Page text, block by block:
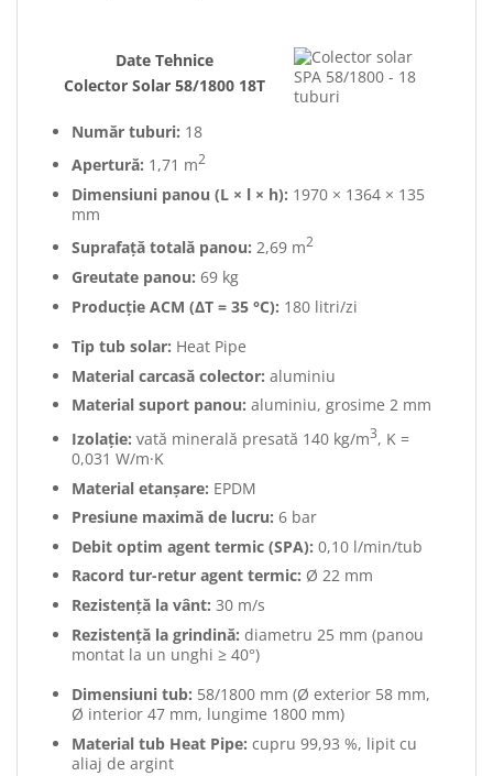
Date Tehnice
Colector Solar 58/1800 18T
Număr tuburi: 18
Apertură: 1,71 m2
Dimensiuni panou (L × l × h): 1970 × 1364 × 135
mm
Suprafață totală panou: 2,69 m2
Greutate panou: 69 kg
Producție ACM (ΔT = 35 °C): 180 litri/zi
Tip tub solar: Heat Pipe
Material carcasă colector: aluminiu
Material suport panou: aluminiu, grosime 2 mm
Izolație: vată minerală presată 140 kg/m3, K =
0,031 W/m·K
Material etanșare: EPDM
Presiune maximă de lucru: 6 bar
Debit optim agent termic (SPA): 0,10 l/min/tub
Racord tur-retur agent termic: Ø 22 mm
Rezistență la vânt: 30 m/s
Rezistență la grindină: diametru 25 mm (panou
montat la un unghi ≥ 40°)
Dimensiuni tub: 58/1800 mm (Ø exterior 58 mm,
Ø interior 47 mm, lungime 1800 mm)
Material tub Heat Pipe: cupru 99,93 %, lipit cu
aliaj de argint